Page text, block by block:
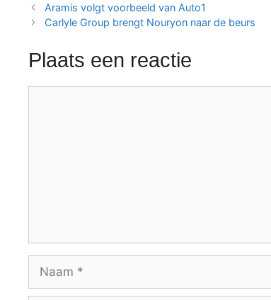
Aramis volgt voorbeeld van Auto1
Carlyle Group brengt Nouryon naar de beurs
Plaats een reactie